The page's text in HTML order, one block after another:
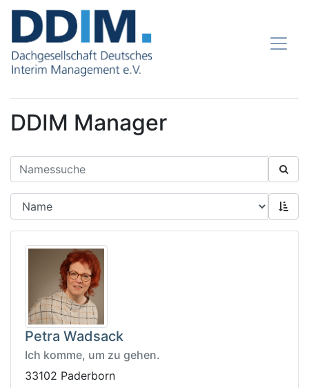
DDIM Manager
Petra Wadsack
Ich komme, um zu gehen.
33102 Paderborn